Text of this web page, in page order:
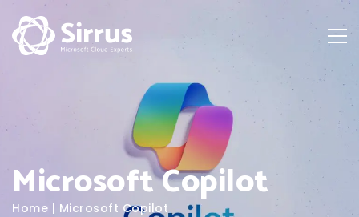
Microsoft Copilot
Home | Microsoft Copilot